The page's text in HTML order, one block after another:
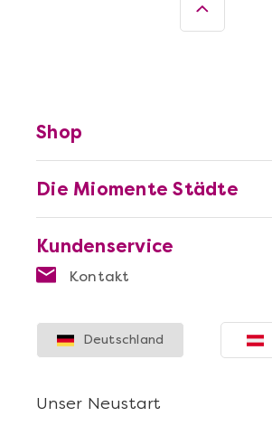
Kundenservice
Kontakt
Die Miomente Städte
Shop
Unser Neustart
Deutschland